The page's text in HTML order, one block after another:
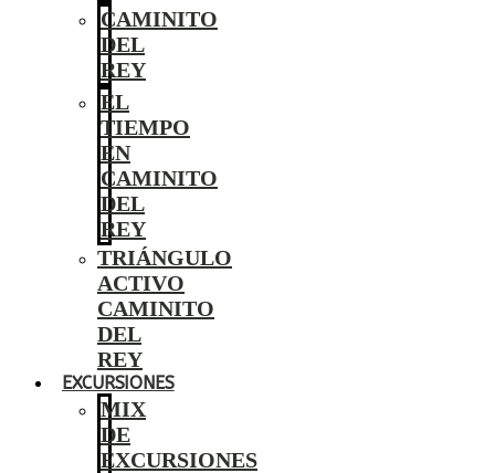
CAMINITO
DEL
REY
EL
TIEMPO
EN
CAMINITO
DEL
REY
TRIÁNGULO
ACTIVO
CAMINITO
DEL
REY
EXCURSIONES
MIX
DE
EXCURSIONES